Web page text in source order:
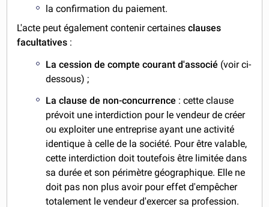
la confirmation du paiement.
L'acte peut également contenir certaines clauses
facultatives :
La cession de compte courant d'associé (voir ci-
dessous) ;
La clause de non-concurrence : cette clause
prévoit une interdiction pour le vendeur de créer
ou exploiter une entreprise ayant une activité
identique à celle de la société. Pour être valable,
cette interdiction doit toutefois être limitée dans
sa durée et son périmètre géographique. Elle ne
doit pas non plus avoir pour effet d'empêcher
totalement le vendeur d'exercer sa profession.